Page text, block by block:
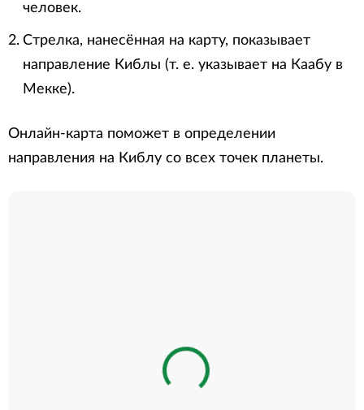
человек.
Стрелка, нанесённая на карту, показывает
направление Киблы (т. е. указывает на Каабу в
Мекке).
Онлайн-карта поможет в определении
направления на Киблу со всех точек планеты.